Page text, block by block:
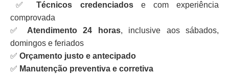
✅Técnicos credenciadose com experiência
comprovada
✅ Atendimento 24 horas, inclusive aos sábados,
domingos e feriados
✅ Orçamento justo e antecipado
✅ Manutenção preventiva e corretiva